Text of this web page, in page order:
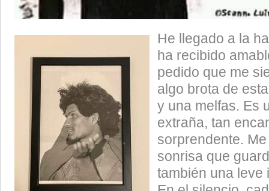
He llegado a la
ha recibido
pedido que me
algo brota de
y una melfas. Es
extraña, tan
sorprendente.
sonrisa que
también una leve